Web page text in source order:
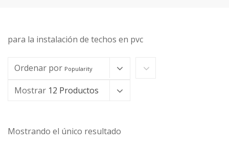
para la instalación de techos en pvc
Ordenar por Popularity
Mostrar 12 Productos
Mostrando el único resultado